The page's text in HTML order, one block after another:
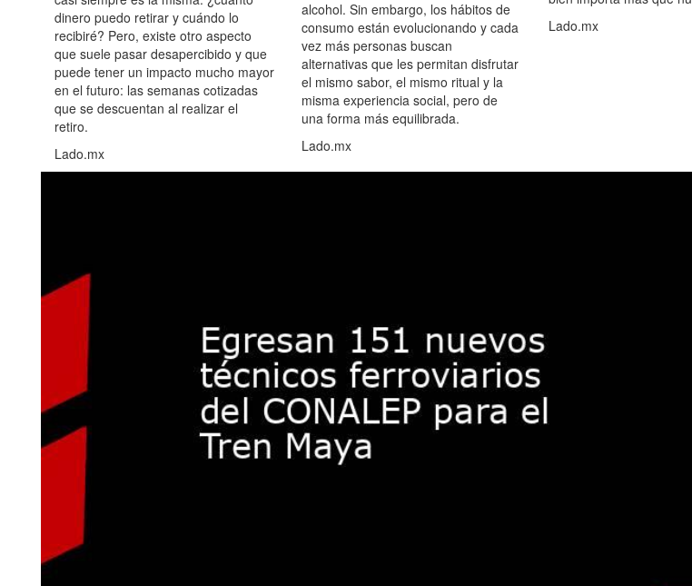
dinero puedo retirar y cuándo lo
recibiré? Pero, existe otro aspecto
que suele pasar desapercibido y que
puede tener un impacto mucho mayor
en el futuro: las semanas cotizadas
que se descuentan al realizar el
retiro.
Lado.mx
alcohol. Sin embargo, los hábitos de
consumo están evolucionando y cada
vez más personas buscan
alternativas que les permitan disfrutar
el mismo sabor, el mismo ritual y la
misma experiencia social, pero de
una forma más equilibrada.
Lado.mx
Lado.mx